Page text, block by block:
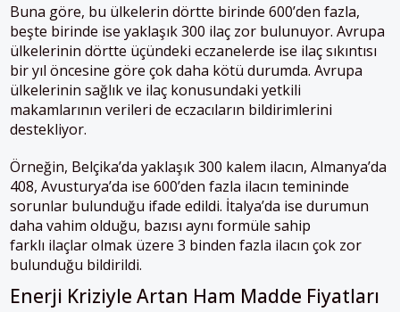
Buna göre, bu ülkelerin dörtte birinde 600’den fazla,
beşte birinde ise yaklaşık 300 ilaç zor bulunuyor. Avrupa
ülkelerinin dörtte üçündeki eczanelerde ise ilaç sıkıntısı
bir yıl öncesine göre çok daha kötü durumda. Avrupa
ülkelerinin sağlık ve ilaç konusundaki yetkili
makamlarının verileri de eczacıların bildirimlerini
destekliyor.
Örneğin, Belçika’da yaklaşık 300 kalem ilacın, Almanya’da
408, Avusturya’da ise 600’den fazla ilacın temininde
sorunlar bulunduğu ifade edildi. İtalya’da ise durumun
daha vahim olduğu, bazısı aynı formüle sahip
farklı ilaçlar olmak üzere 3 binden fazla ilacın çok zor
bulunduğu bildirildi.
Enerji Kriziyle Artan Ham Madde Fiyatları